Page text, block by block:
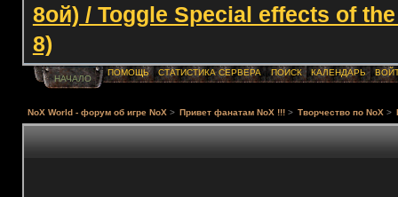
8ой) / Toggle Special effects of
8)
НАЧАЛО
ПОМОЩЬ СТАТИСТИКА СЕРВЕРА ПОИСК КАЛЕНДАРЬ
NoX World - форум об игре NoX > Привет фанатам NoX !!! > Творчество по NoX >